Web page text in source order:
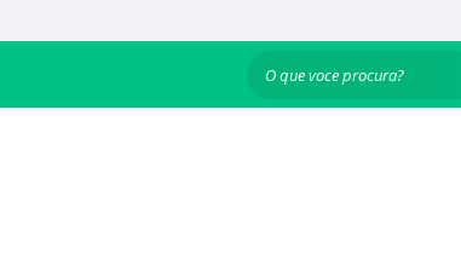
O que voce procura?